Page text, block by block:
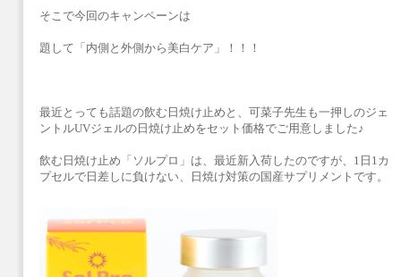
そこで今回のキャンペーンは
題して「内側と外側から美白ケア」！！！
最近とっても話題の飲む日焼け止めと、可菜子先生も一押しのジェ
ントルUVジェルの日焼け止めをセット価格でご用意しました♪
飲む日焼け止め「ソルプロ」は、最近新入荷したのですが、1日1カ
プセルで日差しに負けない、日焼け対策の国産サプリメントです。